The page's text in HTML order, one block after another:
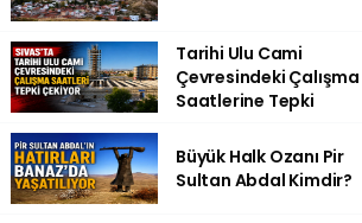
Tarihi Ulu Cami
Çevresindeki Çalışma
Saatlerine Tepki
Büyük Halk Ozanı Pir
Sultan Abdal Kimdir?